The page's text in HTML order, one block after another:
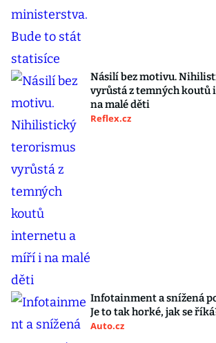
Násilí bez motivu.
vyrůstá z temných
na malé děti
Reflex.cz
Infotainment a snížená
Je to tak horké, jak se
Auto.cz